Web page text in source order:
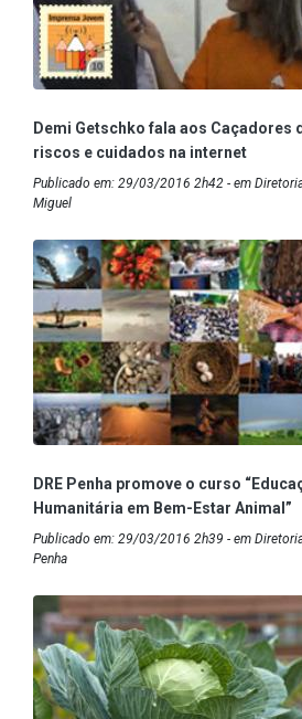
Demi Getschko fala aos Caçadores
riscos e cuidados na internet
Publicado em: 29/03/2016 2h42 - em
Miguel
DRE Penha promove o curso
Humanitária em Bem-Estar Animal”
Publicado em: 29/03/2016 2h39 - em
Penha